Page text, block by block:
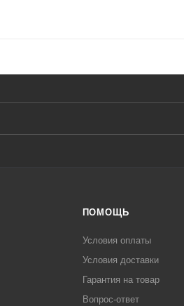
ПОМОЩЬ
Условия оплаты
Условия доставки
Гарантия на товар
Вопрос-ответ